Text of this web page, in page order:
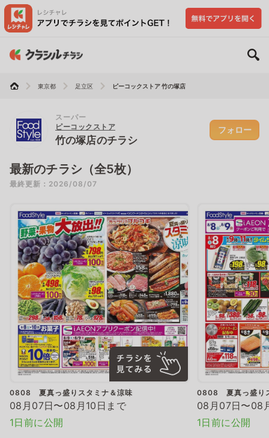
東京都 足立区 ピーコックストア 竹の塚店
スーパー
ピーコックストア
竹の塚店のチラシ
フォロー
最新のチラシ（全5枚）
最終更新：2026/08/07
0808 夏真っ盛りスタミナ＆涼味
08月07日〜08月10日まで
1日前に公開
0808 夏真っ盛り
08月07日〜08
1日前に公開